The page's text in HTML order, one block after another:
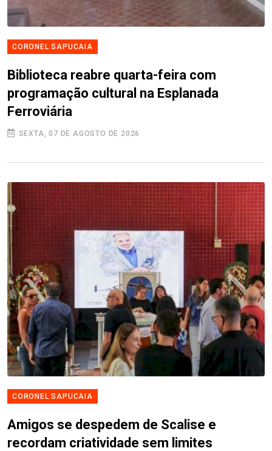
CORONEL SAPUCAIA
Biblioteca reabre quarta-feira com
programação cultural na Esplanada
Ferroviária
SEXTA, 07 DE AGOSTO DE 2026
CORONEL SAPUCAIA
Amigos se despedem de Scalise e
recordam criatividade sem limites